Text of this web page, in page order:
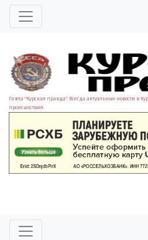
Газета "Курская правда". Всегда актуальные новости в
происшествия.